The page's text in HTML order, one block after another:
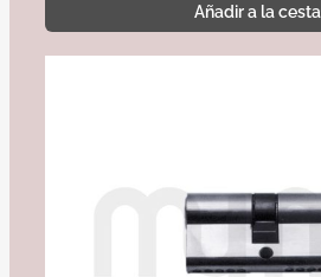
Añadir a la cesta